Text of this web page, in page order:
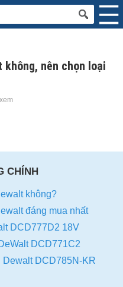
nên chọn loại
CHÍNH
không?
đáng mua nhất
DCD777D2 18V
DCD771C2
Dewalt DCD785N-KR